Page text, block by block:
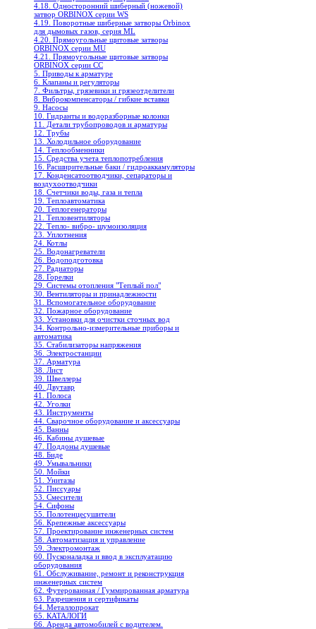
4.18. Односторонний шиберный (ножевой)
затвор ORBINOX серии WS
4.19. Поворотные шиберные затворы Orbinox
для дымовых газов, серия ML
4.20. Прямоугольные щитовые затворы
ORBINOX серии MU
4.21. Прямоугольные щитовые затворы
ORBINOX серии CC
5. Приводы к арматуре
6. Клапаны и регуляторы
7. Фильтры, грязевики и грязеотделители
8. Виброкомпенсаторы / гибкие вставки
9. Насосы
10. Гидранты и водоразборные колонки
11. Детали трубопроводов и арматуры
12. Трубы
13. Холодильное oборудование
14. Теплообменники
15. Средства учета теплопотребления
16. Расширительные баки / гидроаккамуляторы
17. Конденсатоотводчики, сепараторы и
воздухоотводчики
18. Счетчики воды, газа и тепла
19. Теплоавтоматика
20. Теплогенераторы
21. Тепловентиляторы
22. Тепло- вибро- шумоизоляция
23. Уплотнения
24. Котлы
25. Водонагреватели
26. Водоподготовка
27. Радиаторы
28. Горелки
29. Системы отопления "Теплый пол"
30. Вентиляторы и принадлежности
31. Вспомогательное оборудование
32. Пожарное оборудование
33. Установки для очистки сточных вод
34. Контрольно-измерительные приборы и
автоматика
35. Стабилизаторы напряжения
36. Электростанции
37. Арматура
38. Лист
39. Швеллеры
40. Двутавр
41. Полоса
42. Уголки
43. Инструменты
44. Сварочное оборудование и аксессуары
45. Ванны
46. Кабины душевые
47. Поддоны душевые
48. Биде
49. Умывальники
50. Мойки
51. Унитазы
52. Писсуары
53. Смесители
54. Сифоны
55. Полотенцесушители
56. Крепежные аксессуары
57. Проектирование инженерных систем
58. Автоматизация и управление
59. Электромонтаж
60. Пусконаладка и ввод в эксплуатацию
оборудования
61. Обслуживание, ремонт и реконструкция
инженерных систем
62. Футерованная / Гуммированная арматура
63. Разрешения и сертификаты
64. Металлопрокат
65. КАТАЛОГИ
66. Аренда автомобилей с водителем.